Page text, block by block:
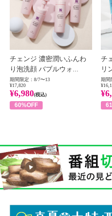
チェンジ 濃密潤いふんわ
り泡洗顔 バブルウォ...
期間限定：8/7〜13
¥17,820
¥6,980(税込)
60%OFF
チ
リ
期間